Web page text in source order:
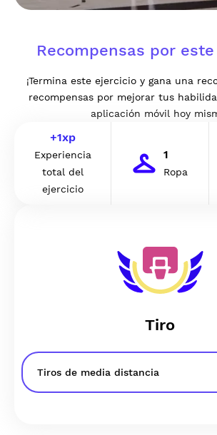
Recompensas por
¡Termina este ejercicio y gana una
recompensas por mejorar tus
aplicación móvil hoy
+1xp
Experiencia
total del
ejercicio
1
Ropa
Tiro
Tiros de media distancia